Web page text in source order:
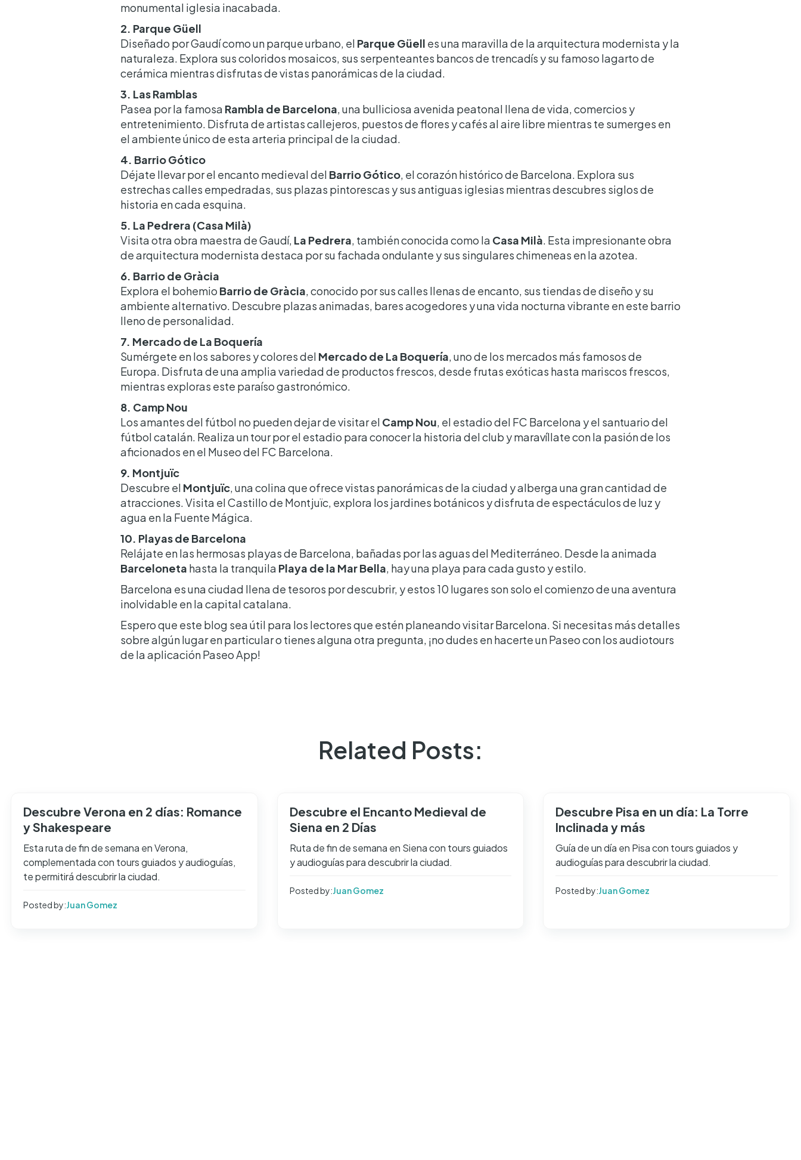
monumental iglesia inacabada.
2. Parque Güell
Diseñado por Gaudí como un parque urbano, el Parque Güell es una maravilla de la arquitectura modernista y la
naturaleza. Explora sus coloridos mosaicos, sus serpenteantes bancos de trencadís y su famoso lagarto de
cerámica mientras disfrutas de vistas panorámicas de la ciudad.
3. Las Ramblas
Pasea por la famosa Rambla de Barcelona, una bulliciosa avenida peatonal llena de vida, comercios y
entretenimiento. Disfruta de artistas callejeros, puestos de flores y cafés al aire libre mientras te sumerges en
el ambiente único de esta arteria principal de la ciudad.
4. Barrio Gótico
Déjate llevar por el encanto medieval del Barrio Gótico, el corazón histórico de Barcelona. Explora sus
estrechas calles empedradas, sus plazas pintorescas y sus antiguas iglesias mientras descubres siglos de
historia en cada esquina.
5. La Pedrera (Casa Milà)
Visita otra obra maestra de Gaudí, La Pedrera, también conocida como la Casa Milà. Esta impresionante obra
de arquitectura modernista destaca por su fachada ondulante y sus singulares chimeneas en la azotea.
6. Barrio de Gràcia
Explora el bohemio Barrio de Gràcia, conocido por sus calles llenas de encanto, sus tiendas de diseño y su
ambiente alternativo. Descubre plazas animadas, bares acogedores y una vida nocturna vibrante en este barrio
lleno de personalidad.
7. Mercado de La Boquería
Sumérgete en los sabores y colores del Mercado de La Boquería, uno de los mercados más famosos de
Europa. Disfruta de una amplia variedad de productos frescos, desde frutas exóticas hasta mariscos frescos,
mientras exploras este paraíso gastronómico.
8. Camp Nou
Los amantes del fútbol no pueden dejar de visitar el Camp Nou, el estadio del FC Barcelona y el santuario del
fútbol catalán. Realiza un tour por el estadio para conocer la historia del club y maravíllate con la pasión de los
aficionados en el Museo del FC Barcelona.
9. Montjuïc
Descubre el Montjuïc, una colina que ofrece vistas panorámicas de la ciudad y alberga una gran cantidad de
atracciones. Visita el Castillo de Montjuïc, explora los jardines botánicos y disfruta de espectáculos de luz y
agua en la Fuente Mágica.
10. Playas de Barcelona
Relájate en las hermosas playas de Barcelona, bañadas por las aguas del Mediterráneo. Desde la animada
Barceloneta hasta la tranquila Playa de la Mar Bella, hay una playa para cada gusto y estilo.
Barcelona es una ciudad llena de tesoros por descubrir, y estos 10 lugares son solo el comienzo de una aventura
inolvidable en la capital catalana.
Espero que este blog sea útil para los lectores que estén planeando visitar Barcelona. Si necesitas más detalles
sobre algún lugar en particular o tienes alguna otra pregunta, ¡no dudes en hacerte un Paseo con los audiotours
de la aplicación Paseo App!
Related Posts:
Descubre Verona en 2 días: Romance
y Shakespeare
Esta ruta de fin de semana en Verona,
complementada con tours guiados y audioguías,
te permitirá descubrir la ciudad.
Posted by:Juan Gomez
Descubre el Encanto Medieval de
Siena en 2 Días
Ruta de fin de semana en Siena con tours guiados
y audioguías para descubrir la ciudad.
Posted by:Juan Gomez
Descubre Pisa en un día: La Torre
Inclinada y más
Guía de un día en Pisa con tours guiados y
audioguías para descubrir la ciudad.
Posted by:Juan Gomez